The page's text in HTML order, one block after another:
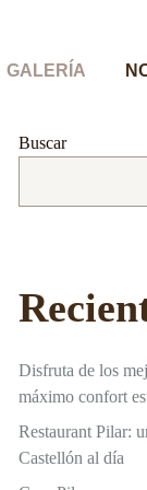
GALERÍA
Buscar
Disfruta de los
máximo confort
Restaurant Pilar:
Castellón al día